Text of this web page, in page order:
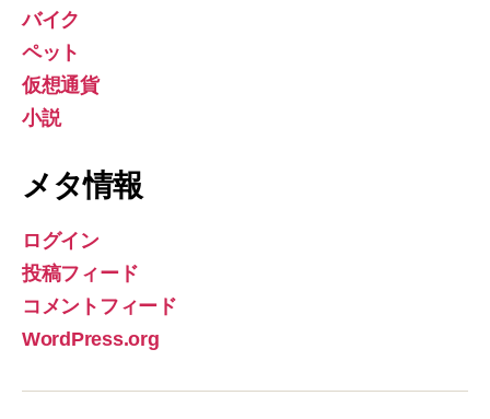
バイク
ペット
仮想通貨
小説
メタ情報
ログイン
投稿フィード
コメントフィード
WordPress.org